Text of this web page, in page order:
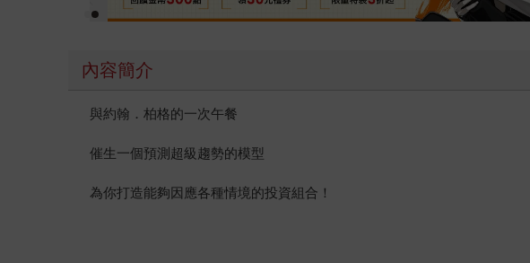
內容簡介
與約翰．柏格的一次午餐
催生一個預測超級趨勢的模型
為你打造能夠因應各種情境的投資組合！